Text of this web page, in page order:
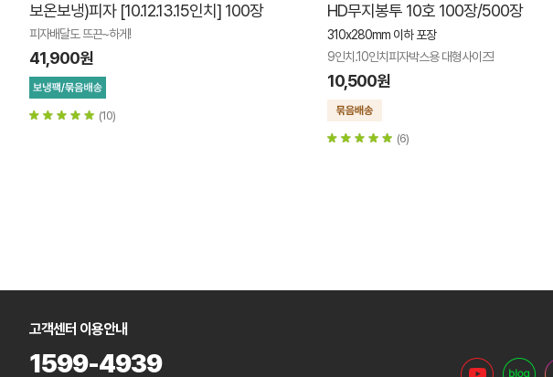
보온보냉)피자 [10.12.13.15인치] 100장
피자배달도 뜨끈~하게!
41,900원
(10)
HD무지봉투 10호 100장/500장
310x280mm 이하 포장
9인치.10인치피자박스용 대형사이즈!
10,500원
(6)
고객센터 이용안내
1599-4939